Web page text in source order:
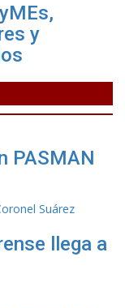
y
PASMAN
llega a